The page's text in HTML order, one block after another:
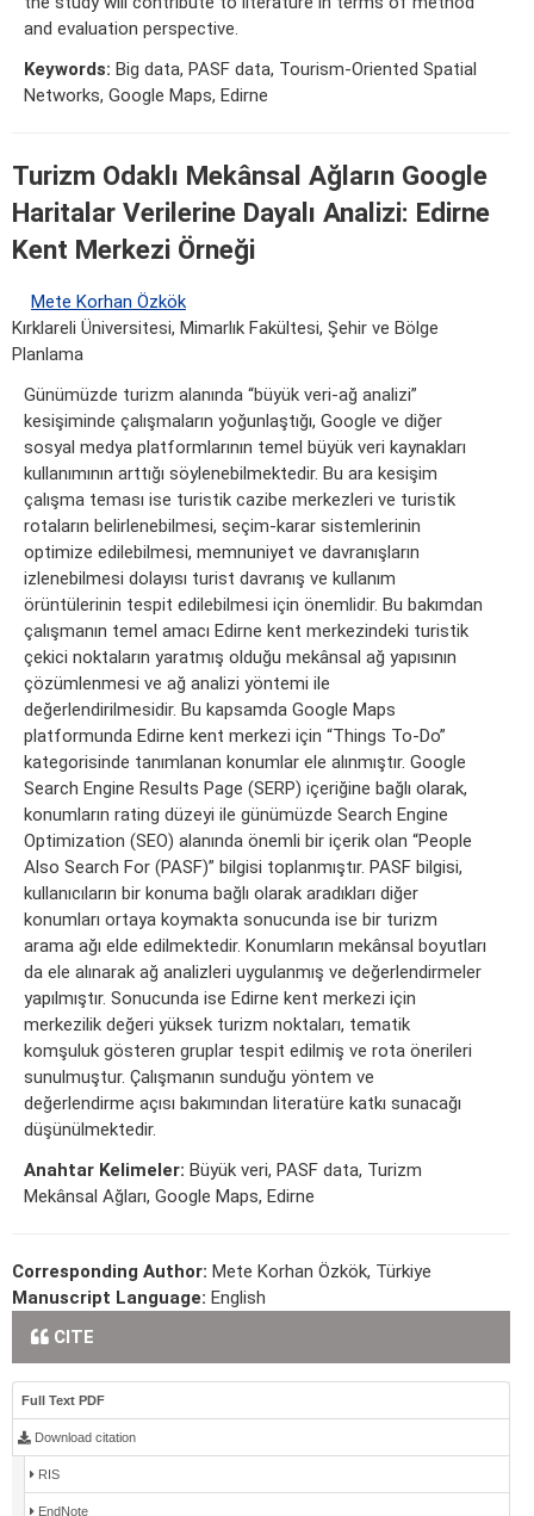
and evaluation perspective.
Keywords: Big data, PASF data, Tourism-Oriented Spatial
Networks, Google Maps, Edirne
Turizm Odaklı Mekânsal Ağların Google
Haritalar Verilerine Dayalı Analizi: Edirne
Kent Merkezi Örneği
Mete Korhan Özkök
Kırklareli Üniversitesi, Mimarlık Fakültesi, Şehir ve Bölge
Planlama
Günümüzde turizm alanında “büyük veri-ağ analizi”
kesişiminde çalışmaların yoğunlaştığı, Google ve diğer
sosyal medya platformlarının temel büyük veri kaynakları
kullanımının arttığı söylenebilmektedir. Bu ara kesişim
çalışma teması ise turistik cazibe merkezleri ve turistik
rotaların belirlenebilmesi, seçim-karar sistemlerinin
optimize edilebilmesi, memnuniyet ve davranışların
izlenebilmesi dolayısı turist davranış ve kullanım
örüntülerinin tespit edilebilmesi için önemlidir. Bu bakımdan
çalışmanın temel amacı Edirne kent merkezindeki turistik
çekici noktaların yaratmış olduğu mekânsal ağ yapısının
çözümlenmesi ve ağ analizi yöntemi ile
değerlendirilmesidir. Bu kapsamda Google Maps
platformunda Edirne kent merkezi için “Things To-Do”
kategorisinde tanımlanan konumlar ele alınmıştır. Google
Search Engine Results Page (SERP) içeriğine bağlı olarak,
konumların rating düzeyi ile günümüzde Search Engine
Optimization (SEO) alanında önemli bir içerik olan “People
Also Search For (PASF)” bilgisi toplanmıştır. PASF bilgisi,
kullanıcıların bir konuma bağlı olarak aradıkları diğer
konumları ortaya koymakta sonucunda ise bir turizm
arama ağı elde edilmektedir. Konumların mekânsal boyutları
da ele alınarak ağ analizleri uygulanmış ve değerlendirmeler
yapılmıştır. Sonucunda ise Edirne kent merkezi için
merkezilik değeri yüksek turizm noktaları, tematik
komşuluk gösteren gruplar tespit edilmiş ve rota önerileri
sunulmuştur. Çalışmanın sunduğu yöntem ve
değerlendirme açısı bakımından literatüre katkı sunacağı
düşünülmektedir.
Anahtar Kelimeler: Büyük veri, PASF data, Turizm
Mekânsal Ağları, Google Maps, Edirne
Corresponding Author: Mete Korhan Özkök, Türkiye
Manuscript Language: English
CITE
Full Text PDF
Download citation
RIS
EndNote